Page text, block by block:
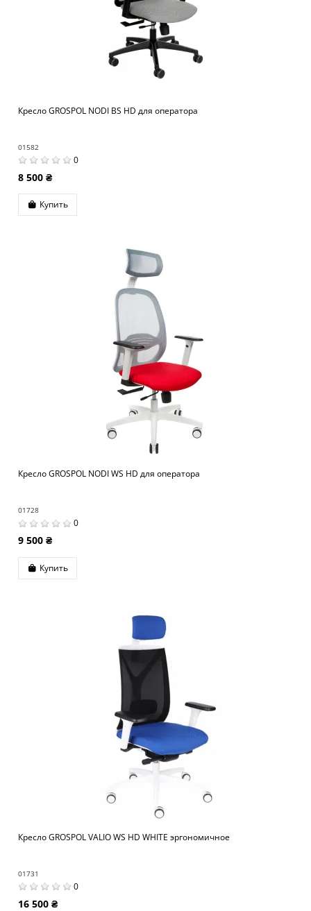
Кресло GROSPOL NODI BS HD для оператора
01582
0
8 500 ₴
Купить
Кресло GROSPOL NODI WS HD для оператора
01728
0
9 500 ₴
Купить
Кресло GROSPOL VALIO WS HD WHITE эргономичное
01731
0
16 500 ₴